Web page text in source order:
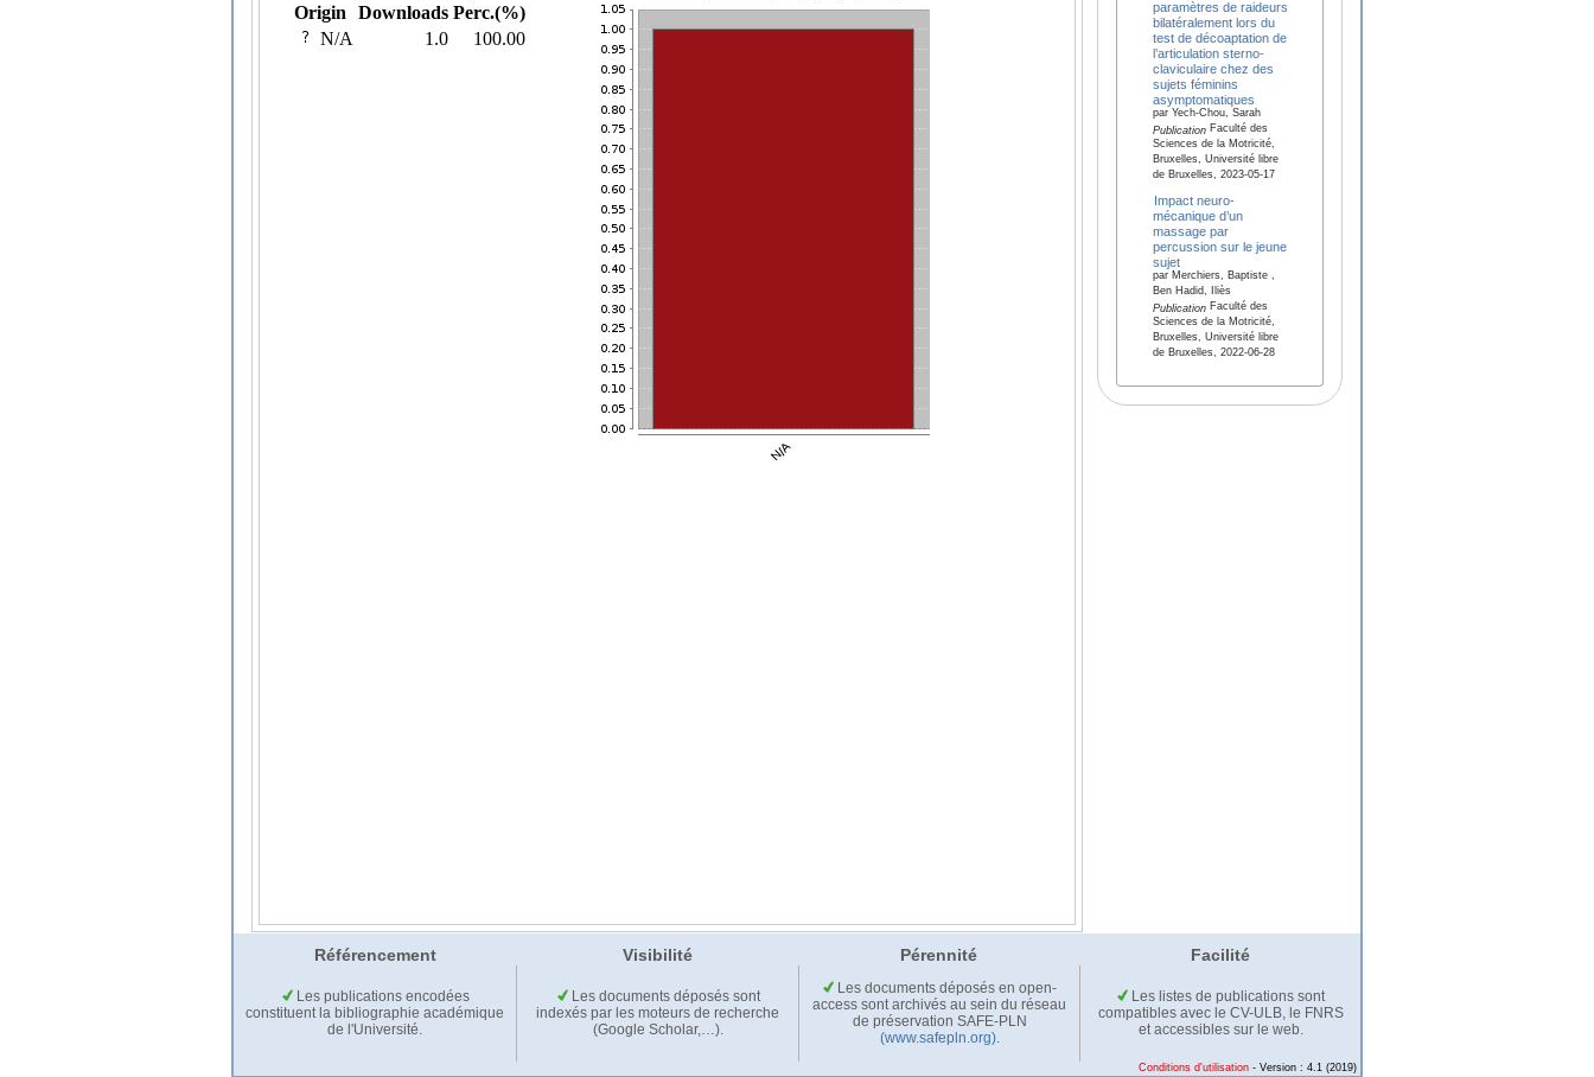
paramètres de raideurs
bilatéralement lors du
test de décoaptation de
l’articulation sterno-
claviculaire chez des
sujets féminins
asymptomatiques
par Yech-Chou, Sarah
PublicationFaculté des
Sciences de la Motricité,
Bruxelles, Université libre
de Bruxelles, 2023-05-17
Impact neuro-
mécanique d’un
massage par
percussion sur le jeune
sujet
par Merchiers, Baptiste ,
Ben Hadid, Iliès
PublicationFaculté des
Sciences de la Motricité,
Bruxelles, Université libre
de Bruxelles, 2022-06-28
Référencement Visibilité Pérennité Facilité
Les publications encodées
constituent la bibliographie académique
de l'Université.
Les documents déposés sont
indexés par les moteurs de recherche
(Google Scholar,…).
Les documents déposés en open-
access sont archivés au sein du réseau
de préservation SAFE-PLN
(www.safepln.org).
Les listes de publications sont
compatibles avec le CV-ULB, le FNRS
et accessibles sur le web.
Conditions d'utilisation - Version : 4.1 (2019)